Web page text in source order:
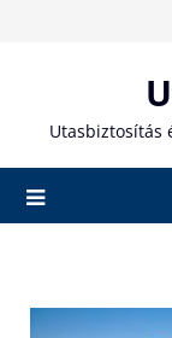
Utasbiztosítás